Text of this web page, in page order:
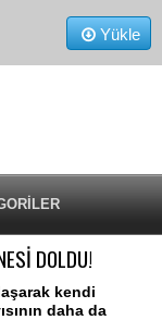
Yükle
DOLDU!
kendi
daha da